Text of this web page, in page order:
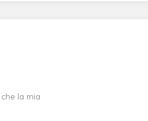
la mia